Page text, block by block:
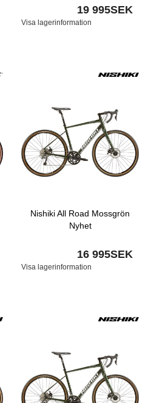
19 995SEK
Visa lagerinformation
Nishiki All Road Mossgrön
Nyhet
16 995SEK
Visa lagerinformation